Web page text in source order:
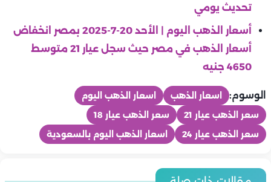
تحديث يومي
أسعار الذهب اليوم | الأحد 20-7-2025 بمصر انخفاض
أسعار الذهب في مصر حيث سجل عيار 21 متوسط
4650 جنيه
الوسوم: اسعار الذهب
اسعار الذهب اليوم
سعر الذهب عيار 21
سعر الذهب عيار 18
سعر الذهب عيار 24
اسعار الذهب اليوم بالسعودية
منوعات
منوعات